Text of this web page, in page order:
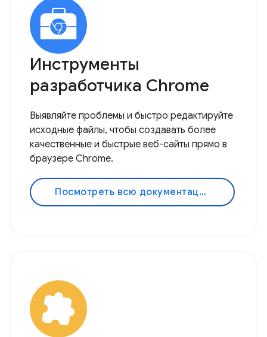
Инструменты
разработчика Chrome
Выявляйте проблемы и быстро редактируйте
исходные файлы, чтобы создавать более
качественные и быстрые веб-сайты прямо в
браузере Chrome.
Посмотреть всю документацию